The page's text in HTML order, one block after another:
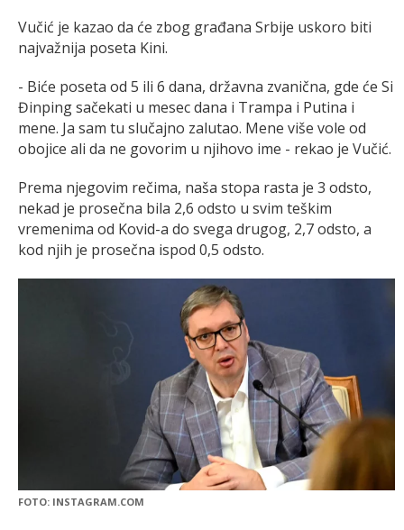
Vučić je kazao da će zbog građana Srbije uskoro biti
najvažnija poseta Kini.
- Biće poseta od 5 ili 6 dana, državna zvanična, gde će Si
Đinping sačekati u mesec dana i Trampa i Putina i
mene. Ja sam tu slučajno zalutao. Mene više vole od
obojice ali da ne govorim u njihovo ime - rekao je Vučić.
Prema njegovim rečima, naša stopa rasta je 3 odsto,
nekad je prosečna bila 2,6 odsto u svim teškim
vremenima od Kovid-a do svega drugog, 2,7 odsto, a
kod njih je prosečna ispod 0,5 odsto.
FOTO: INSTAGRAM.COM